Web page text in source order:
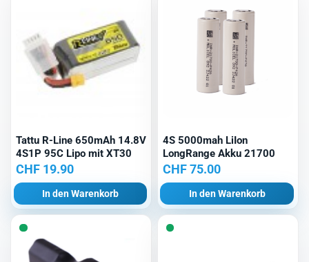
Tattu R-Line 650mAh 14.8V
4S1P 95C Lipo mit XT30
CHF 19.90
In den Warenkorb
4S 5000mah LiIon
LongRange Akku 21700
CHF75.00
In den Warenkorb